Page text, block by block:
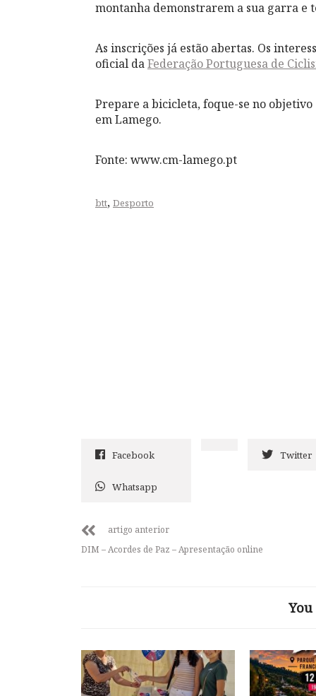
montanha demonstrarem a sua garra e
As inscrições já estão abertas. Os
oficial daFederação Portuguesa de
Prepare a bicicleta, foque-se no
em Lamego.
Fonte: www.cm-lamego.pt
btt, Desporto
Facebook Twitter
Whatsapp
artigo anterior
DIM – Acordes de Paz – Apresentação online